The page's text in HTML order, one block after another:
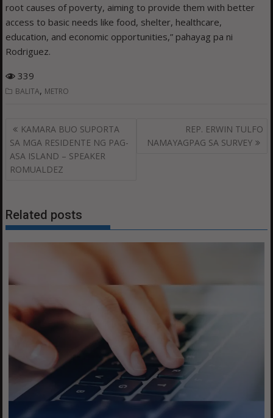
root causes of poverty, aiming to provide them with better
access to basic needs like food, shelter, healthcare,
education, and economic opportunities,” pahayag pa ni
Rodriguez.
339
BALITA, METRO
Post
navigation
KAMARA BUO SUPORTA
SA MGA RESIDENTE NG PAG-
ASA ISLAND – SPEAKER
ROMUALDEZ
REP. ERWIN TULFO
NAMAYAGPAG SA SURVEY
Related posts